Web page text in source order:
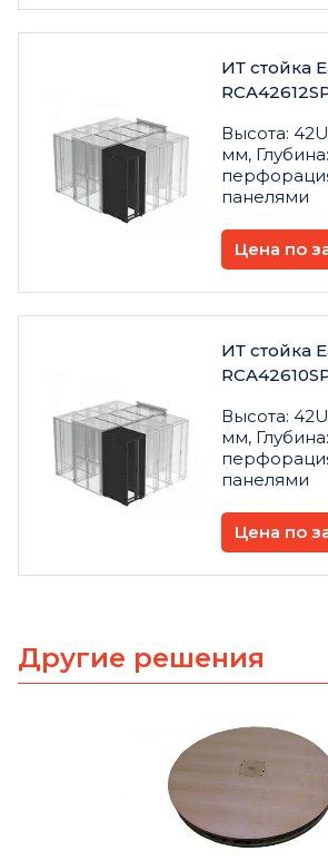
ИТ стойка
Высота:
мм,
панелями
Цена по
ИТ стойка
Высота:
мм,
панелями
Цена по
Другие решения